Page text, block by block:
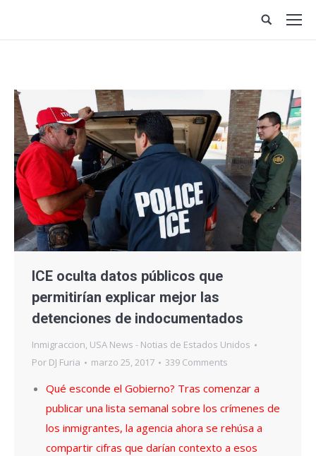
Site
search:
ICE oculta datos públicos que
permitirían explicar mejor las
detenciones de indocumentados
Inmigraccion, USA News - Notias de Estados Unidos
Por DJ Furia marzo 25, 2017 339 Comments
Qué esconde el Gobierno? Tras comenzar a
publicar una lista semanal sobre los crímenes de
los inmigrantes, la agencia ahora se rehúsa a
compartir cifras que darían contexto a esos